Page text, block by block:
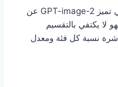
هذه هي الميزة الكبرى التي تميز GPT-image-2 عن
لا يكتفي بالتقسيم
نسبة كل فئة ومعدل